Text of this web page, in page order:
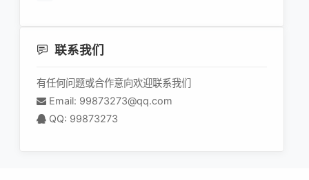
联系我们
有任何问题或合作意向欢迎联系我们
Email: 99873273@qq.com
QQ: 99873273